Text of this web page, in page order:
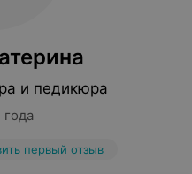
и педикюра
первый отзыв